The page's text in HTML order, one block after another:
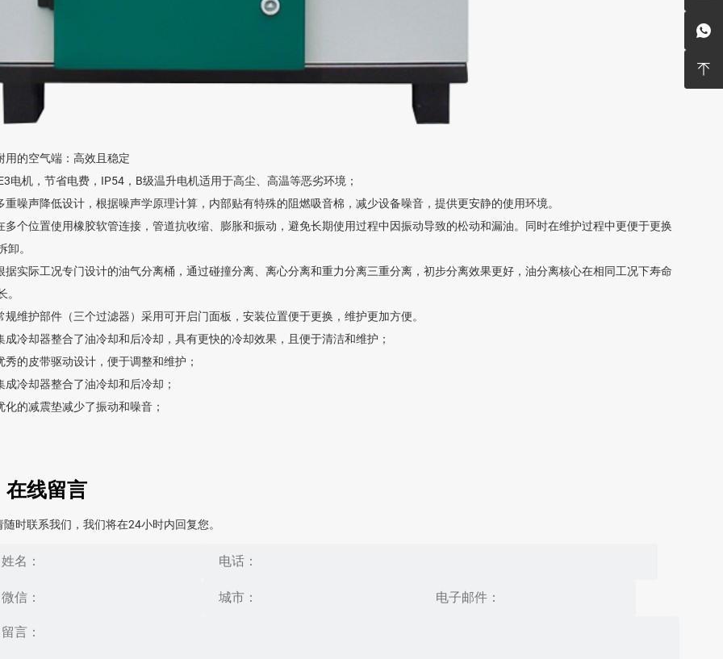


用的空气端：高效且稳定
电机，节省电费，IP54，B级温升电机适用于高尘、高温等恶劣环境；
重噪声降低设计，根据噪声学原理计算，内部贴有特殊的阻燃吸音棉，减少设备噪音，提供更安静的使用环境。
多个位置使用橡胶软管连接，管道抗收缩、膨胀和振动，避免长期使用过程中因振动导致的松动和漏油。同时在维护过程中更便于更换
卸。
据实际工况专门设计的油气分离桶，通过碰撞分离、离心分离和重力分离三重分离，初步分离效果更好，油分离核心在相同工况下寿命
。
规维护部件（三个过滤器）采用可开启门面板，安装位置便于更换，维护更加方便。
成冷却器整合了油冷却和后冷却，具有更快的冷却效果，且便于清洁和维护；
秀的皮带驱动设计，便于调整和维护；
成冷却器整合了油冷却和后冷却；
化的减震垫减少了振动和噪音；
在线留言
时联系我们，我们将在24小时内回复您。